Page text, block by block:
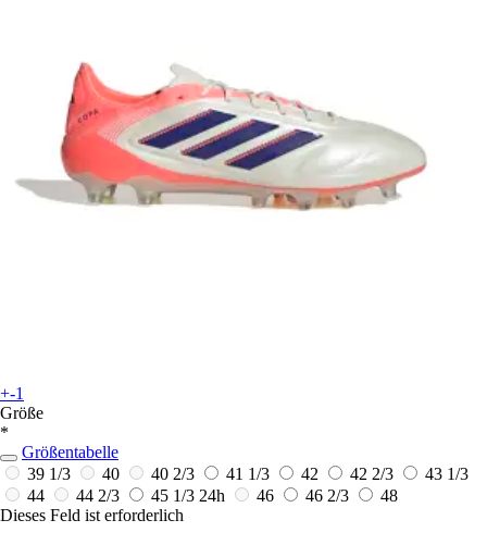
+-1
Größe
*
Größentabelle
39 1/3
40 40 2/3 41 1/3 42 42 2/3
43 1/3
44
44 2/3 45 1/3 24h 46 46 2/3
48
Dieses Feld ist erforderlich